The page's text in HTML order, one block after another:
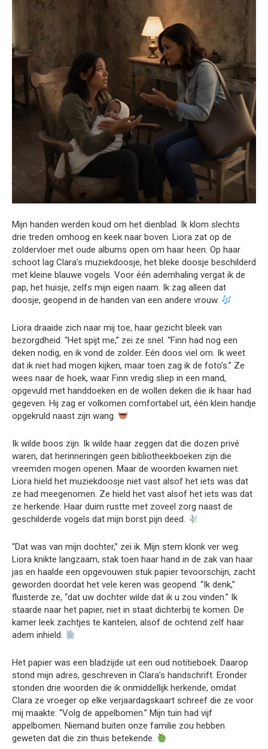
Mijn handen werden koud om het dienblad. Ik klom slechts
drie treden omhoog en keek naar boven. Liora zat op de
zoldervloer met oude albums open om haar heen. Op haar
schoot lag Clara’s muziekdoosje, het bleke doosje beschilderd
met kleine blauwe vogels. Voor één ademhaling vergat ik de
pap, het huisje, zelfs mijn eigen naam. Ik zag alleen dat
doosje, geopend in de handen van een andere vrouw.
Liora draaide zich naar mij toe, haar gezicht bleek van
bezorgdheid. “Het spijt me,” zei ze snel. “Finn had nog een
deken nodig, en ik vond de zolder. Eén doos viel om. Ik weet
dat ik niet had mogen kijken, maar toen zag ik de foto’s.” Ze
wees naar de hoek, waar Finn vredig sliep in een mand,
opgevuld met handdoeken en de wollen deken die ik haar had
gegeven. Hij zag er volkomen comfortabel uit, één klein handje
opgekruld naast zijn wang.
Ik wilde boos zijn. Ik wilde haar zeggen dat die dozen privé
waren, dat herinneringen geen bibliotheekboeken zijn die
vreemden mogen openen. Maar de woorden kwamen niet.
Liora hield het muziekdoosje niet vast alsof het iets was dat
ze had meegenomen. Ze hield het vast alsof het iets was dat
ze herkende. Haar duim rustte met zoveel zorg naast de
geschilderde vogels dat mijn borst pijn deed.
“Dat was van mijn dochter,” zei ik. Mijn stem klonk ver weg.
Liora knikte langzaam, stak toen haar hand in de zak van haar
jas en haalde een opgevouwen stuk papier tevoorschijn, zacht
geworden doordat het vele keren was geopend. “Ik denk,”
fluisterde ze, “dat uw dochter wilde dat ik u zou vinden.” Ik
staarde naar het papier, niet in staat dichterbij te komen. De
kamer leek zachtjes te kantelen, alsof de ochtend zelf haar
adem inhield.
Het papier was een bladzijde uit een oud notitieboek. Daarop
stond mijn adres, geschreven in Clara’s handschrift. Eronder
stonden drie woorden die ik onmiddellijk herkende, omdat
Clara ze vroeger op elke verjaardagskaart schreef die ze voor
mij maakte: “Volg de appelbomen.” Mijn tuin had vijf
appelbomen. Niemand buiten onze familie zou hebben
geweten dat die zin thuis betekende.